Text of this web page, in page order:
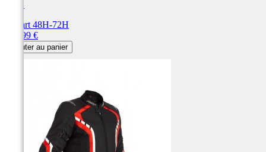
Départ 48H-72H
139,99 €
Ajouter au panier